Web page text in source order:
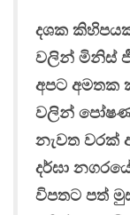
දශක
වලින් මිනිස්
අපට අමතක
වලින්
නැවත වරක්
දර්ඝා
විපතට පත්